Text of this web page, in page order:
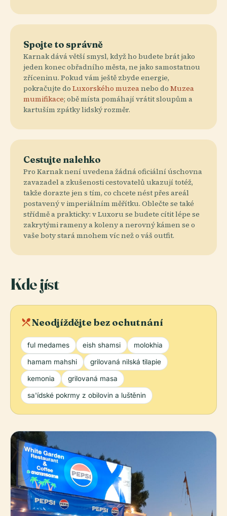
Spojte to správně
Karnak dává větší smysl, když ho budete brát jako
jeden konec obřadního města, ne jako samostatnou
zříceninu. Pokud vám ještě zbyde energie,
pokračujte do Luxorského muzeanebo do Muzea
mumifikace; obě místa pomáhají vrátit sloupům a
kartuším zpátky lidský rozměr.
Cestujte nalehko
Pro Karnak není uvedena žádná oficiální úschovna
zavazadel a zkušenosti cestovatelů ukazují totéž,
takže dorazte jen s tím, co chcete nést přes areál
postavený v imperiálním měřítku. Oblečte se také
střídmě a prakticky: v Luxoru se budete cítit lépe se
zakrytými rameny a koleny a nerovný kámen se o
vaše boty stará mnohem víc než o váš outfit.
Kde jíst
local_diningNeodjíždějte bez ochutnání
ful medames eish shamsi molokhia
hamam mahshi grilovaná nilská tilapie
kemonia grilovaná masa
sa'ídské pokrmy z obilovin a luštěnin